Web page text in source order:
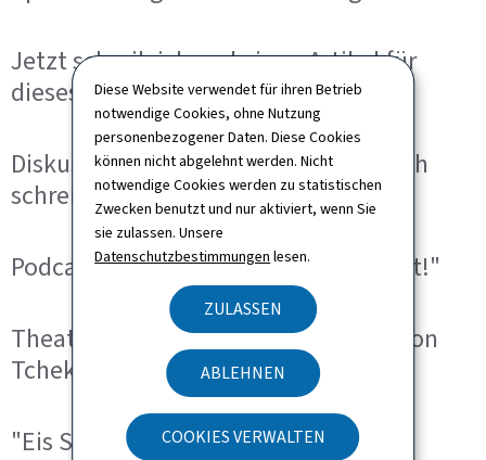
Diese Website verwendet für ihren Betrieb
notwendige Cookies, ohne Nutzung
personenbezogener Daten. Diese Cookies
können nicht abgelehnt werden. Nicht
notwendige Cookies werden zu statistischen
Zwecken benutzt und nur aktiviert, wenn Sie
sie zulassen. Unsere
Datenschutzbestimmungen lesen.
ZULASSEN
ABLEHNEN
COOKIES VERWALTEN
Jetzt schreib ich mal einen Artikel für
dieses Online-Wörterbuch!
Diskussionsrunde "Op Lëtzebuergesch
schreiwen: eng Erausfuerderung?"
Podcast "Poterkëscht": "Schwätz mat!"
Theaterwerkstatt "D'Méiw" nach Anton
Tchekhov
"Eis Sprooch beim Bäcker"